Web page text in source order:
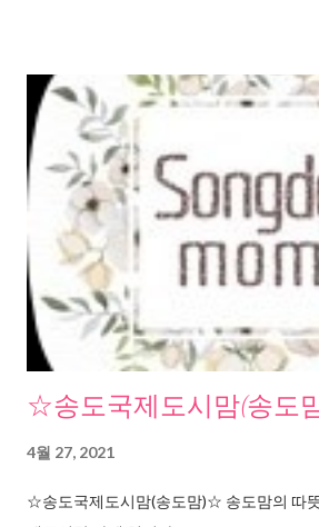
☆송도국제도시맘(송도
4월 27, 2021
☆송도국제도시맘(송도맘)☆ 송도맘의 따